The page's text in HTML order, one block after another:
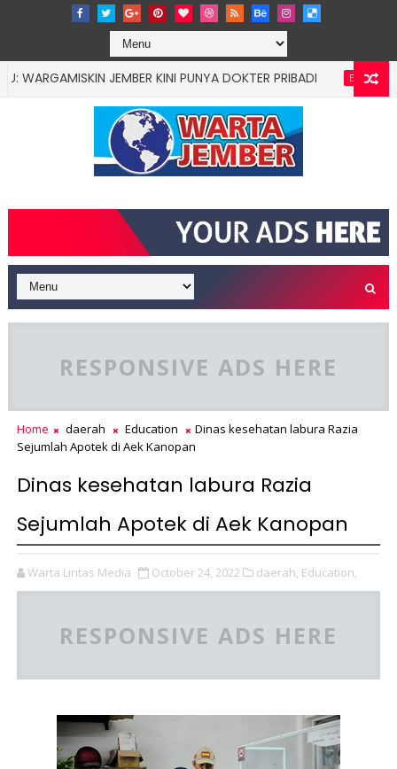
JEMBER KINI PUNYA DOKTER PRIBADI EDUCATION
RESPONSIVE ADS HERE
Home daerah Education
Dinas kesehatan labura Razia
Sejumlah Apotek di Aek Kanopan
Dinas kesehatan labura Razia
Sejumlah Apotek di Aek Kanopan
Warta Lintas Media October 24, 2022 daerah, Education,
RESPONSIVE ADS HERE